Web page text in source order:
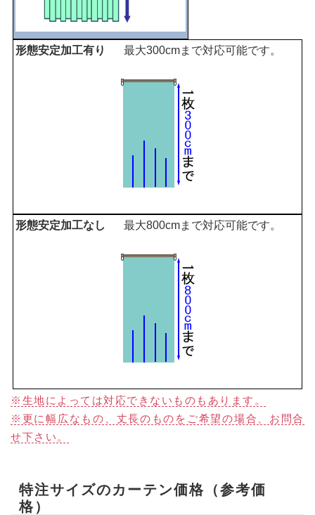
最大300cmまで対応可能です。
最大800cmまで対応可能です。
※生地によっては対応できないものもあります。
※更に幅広なもの、丈長のものをご希望の場合、お問合
せ下さい。
特注サイズのカーテン価格（参考価
格）